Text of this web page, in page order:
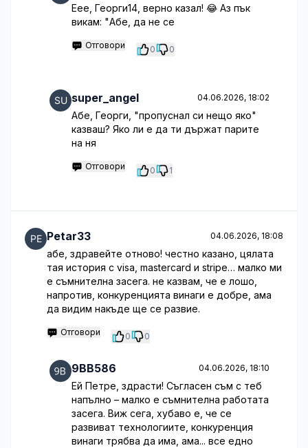
Еее, Георги14, верно казал! 😂 Аз пък
викам: "Абе, да не се
Отговори 0 0
super_angel 04.06.2026, 18:02
Абе, Георги, "пропуснал си нещо яко"
казваш? Яко ли е да ти държат парите
на ня
Отговори 0 1
Petar33 04.06.2026, 18:08
абе, здравейте отново! честно казано, цялата
тая история с visa, mastercard и stripe… малко ми
е съмнителна засега. не казвам, че е лошо,
напротив, конкуренцията винаги е добре, ама
да видим накъде ще се развие.
Отговори 0 0
9BB586 04.06.2026, 18:10
Ей Петре, здрасти! Съгласен съм с теб
напълно – малко е съмнителна работата
засега. Виж сега, хубаво е, че се
развиват технологиите, конкуренция
винаги трябва да има, ама... все едно